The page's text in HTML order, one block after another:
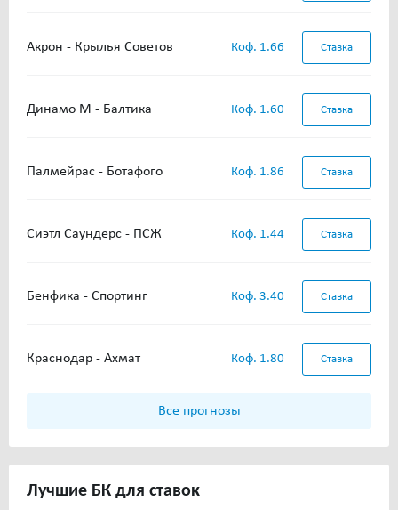
Акрон - Крылья Советов Коф. 1.66 Ставка
Динамо М - Балтика Коф. 1.60 Ставка
Палмейрас - Ботафого Коф. 1.86 Ставка
Сиэтл Саундерс - ПСЖ Коф. 1.44 Ставка
Бенфика - Спортинг Коф. 3.40 Ставка
Краснодар - Ахмат Коф. 1.80 Ставка
Все прогнозы
Лучшие БК для ставок